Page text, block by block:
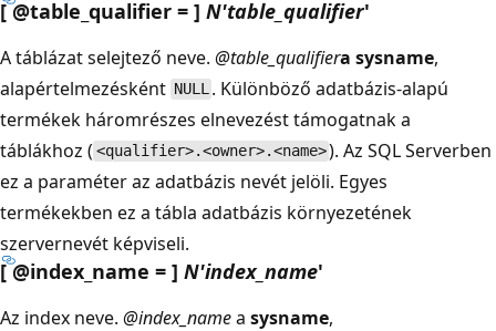
[ @table_qualifier = ] N'table_qualifier'
A táblázat selejtező neve. @table_qualifiera sysname,
alapértelmezésként NULL . Különböző adatbázis-alapú
termékek háromrészes elnevezést támogatnak a
táblákhoz ( <qualifier>.<owner>.<name>). Az SQL Serverben
ez a paraméter az adatbázis nevét jelöli. Egyes
termékekben ez a tábla adatbázis környezetének
szervernevét képviseli.
[ @index_name = ] N'index_name'
Az index neve. @index_namea sysname,